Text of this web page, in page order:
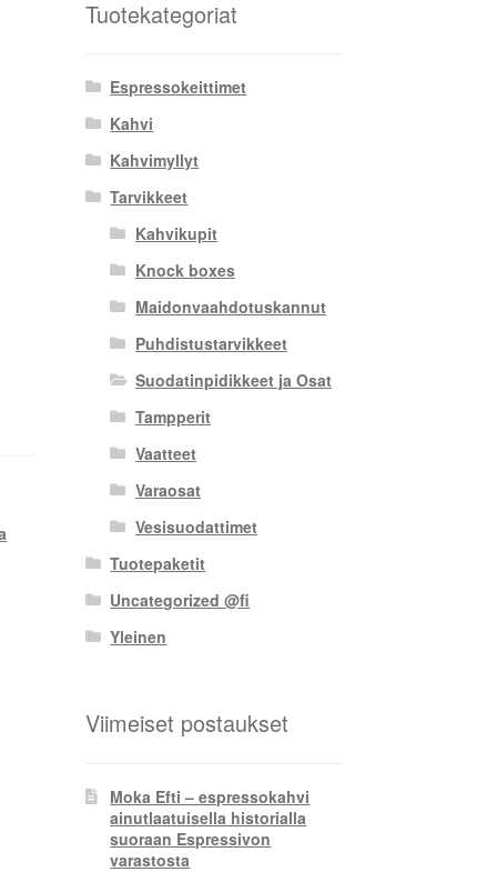
Tuotekategoriat
Espressokeittimet
Kahvi
Kahvimyllyt
Tarvikkeet
Kahvikupit
Knock boxes
Maidonvaahdotuskannut
Puhdistustarvikkeet
Suodatinpidikkeet ja Osat
Tampperit
Vaatteet
Varaosat
Vesisuodattimet
Tuotepaketit
Uncategorized @fi
Yleinen
Viimeiset postaukset
Moka Efti – espressokahvi
ainutlaatuisella historialla
suoraan Espressivon
varastosta